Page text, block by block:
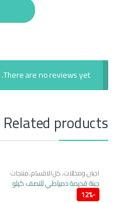
There are no reviews yet.
Related products
اجبان ومخللات,كل الاقسام,منتجات
مصرية
جبنة قديمة دمياطي للنصف كيلو
-
12%